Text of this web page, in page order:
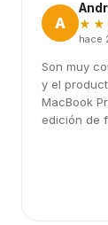
A
hace
Son muy
y el
MacBook
edición de